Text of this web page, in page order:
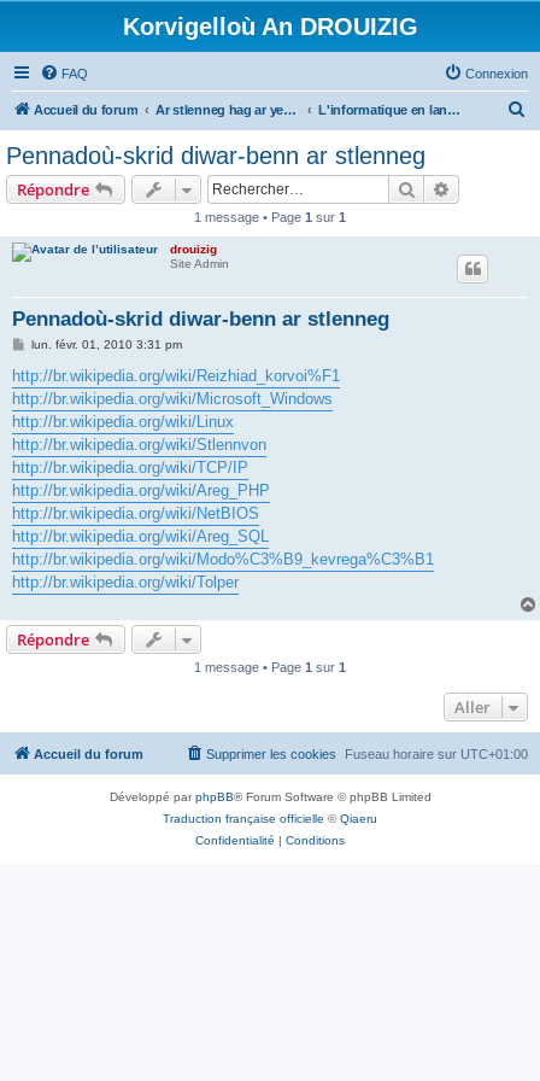
Korvigelloù An DROUIZIG
FAQ Connexion
Accueil du forum Ar stlenneg hag ar yezhoù bihan er bed a-bezh L'informatique en langues régionales et minoritaires
Pennadoù-skrid diwar-benn ar stlenneg
Répondre Rechercher
1 message • Page 1 sur 1
drouizig
Site Admin
Pennadoù-skrid diwar-benn ar stlenneg
M
s
s
a
g
e
lun. févr. 01, 2010 3:31 pm
http://br.wikipedia.org/wiki/Reizhiad_korvoi%F1
http://br.wikipedia.org/wiki/Microsoft_Windows
http://br.wikipedia.org/wiki/Linux
http://br.wikipedia.org/wiki/Stlennvon
http://br.wikipedia.org/wiki/TCP/IP
http://br.wikipedia.org/wiki/Areg_PHP
http://br.wikipedia.org/wiki/NetBIOS
http://br.wikipedia.org/wiki/Areg_SQL
http://br.wikipedia.org/wiki/Modo%C3%B9_kevrega%C3%B1
http://br.wikipedia.org/wiki/Tolper
Répondre
1 message • Page 1 sur 1
Aller
Accueil du forum Fuseau horaire sur UTC+01:00
Supprimer les cookies
Développé parphpBB® Forum Software © phpBB Limited
Traduction française officielle ©Qiaeru
Confidentialité | Conditions